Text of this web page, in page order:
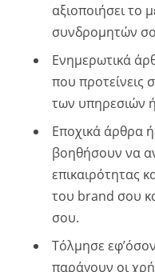
αξιοποιήσει το
συνδρομητών
Ενημερωτικά
που προτείνεις
των υπηρεσιών
Εποχικά άρθρα
βοηθήσουν να
επικαιρότητας
του brand σου
σου.
Τόλμησε
παράγουν οι